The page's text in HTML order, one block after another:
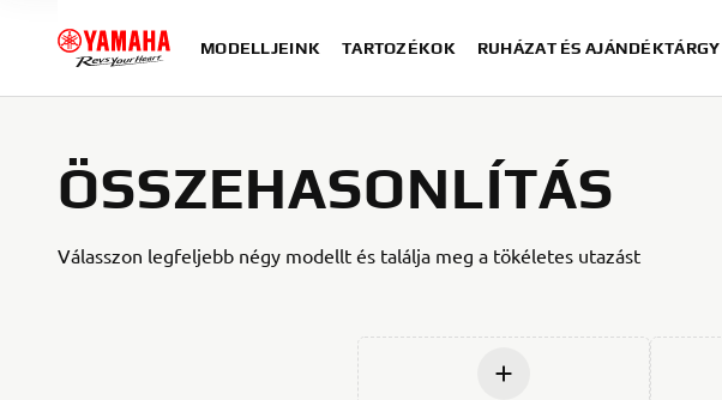
MODELLJEINK TARTOZÉKOK RUHÁZAT ÉS AJÁNDÉKTÁRGY
ÖSSZEHASONLÍTÁS
Válasszon legfeljebb négy modellt és találja meg a tökéletes utazást